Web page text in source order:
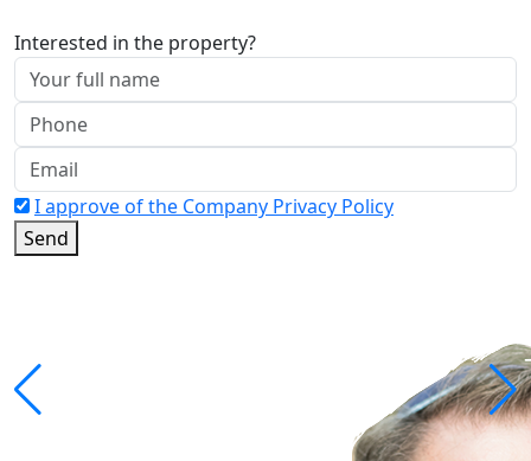
Interested in the property?
I approve of the Company Privacy Policy
Send